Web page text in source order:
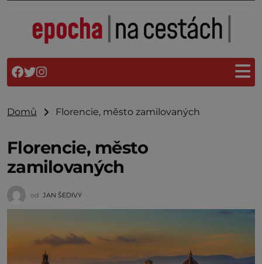
Domů Florencie, město zamilovaných
Florencie, město
zamilovaných
od JAN ŠEDIVÝ